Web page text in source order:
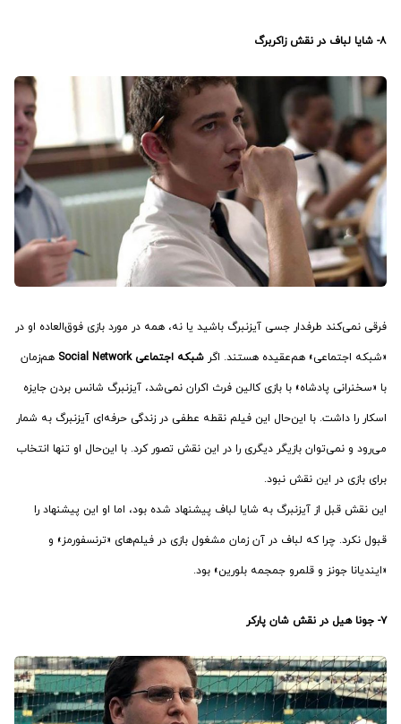
۸- شایا لباف در نقش زاکربرگ
فرقی نمی‌کند طرفدار جسی آیزنبرگ باشید یا نه، همه در مورد بازی فوق‌العاده او در
«شبکه اجتماعی» هم‌عقیده هستند. اگر شبکه اجتماعی Social Network هم‌زمان
با «سخنرانی پادشاه» با بازی کالین فرث اکران نمی‌شد، آیزنبرگ شانس بردن جایزه
اسکار را داشت. با این‌حال این فیلم نقطه عطفی در زندگی حرفه‌ای آیزنبرگ به شمار
می‌رود و نمی‌توان بازیگر دیگری را در این نقش تصور کرد. با این‌حال او تنها انتخاب
برای بازی در این نقش نبود.
این نقش قبل از آیزنبرگ به شایا لباف پیشنهاد شده بود، اما او این پیشنهاد را
قبول نکرد. چرا که لباف در آن زمان مشغول بازی در فیلم‌های «ترنسفورمز» و
«ایندیانا جونز و قلمرو جمجمه بلورین» بود.
۷- جونا هیل در نقش شان پارکر